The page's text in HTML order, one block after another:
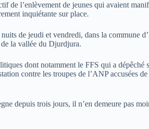
de l’enlèvement de jeunes qui avaient
inquiétante sur place.
de jeudi et vendredi, dans la
la vallée du Djurdjura.
dont notamment le FFS qui a
contre les troupes de l’ANP accusées
depuis trois jours, il n’en demeure pas